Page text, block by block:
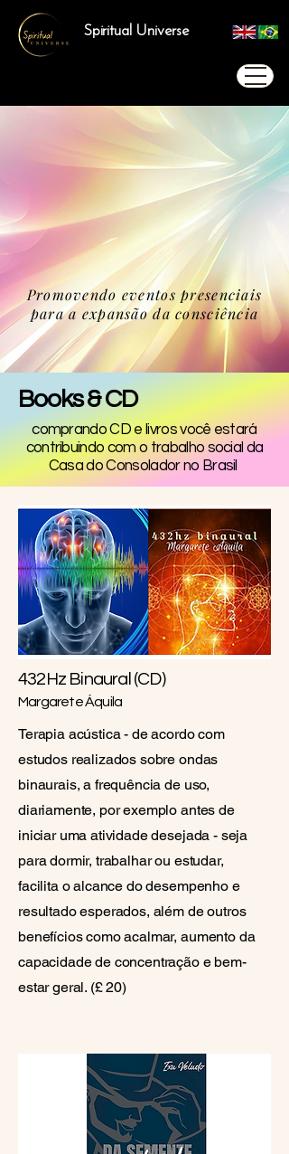
Spiritual Universe
Promovendo eventos presenciais
para a expansão da consciência
Books & CD
comprando CD e livros você estará
contribuindo com o trabalho social da
Casa do Consolador no Brasil
432Hz Binaural (CD)
Margarete Áquila
Terapia acústica - de acordo com
estudos realizados sobre ondas
binaurais, a frequência de uso,
diariamente, por exemplo antes de
iniciar uma atividade desejada - seja
para dormir, trabalhar ou estudar,
facilita o alcance do desempenho e
resultado esperados, além de outros
benefícios como acalmar, aumento da
capacidade de concentração e bem-
estar geral. (£ 20)